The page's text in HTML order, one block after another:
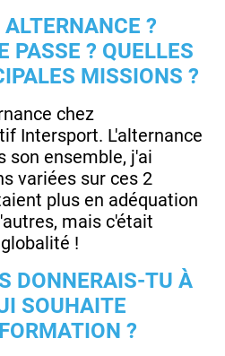
?
PASSE ? QUELLES
MISSIONS ?
chez
Intersport. L'alternance
son ensemble, j'ai
variées sur ces 2
plus en adéquation
mais c'était
!
DONNERAIS-TU À
SOUHAITE
?